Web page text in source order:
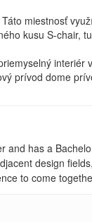
miestnosť
kusu S-chair,
prívod dome
and has a
design
to come